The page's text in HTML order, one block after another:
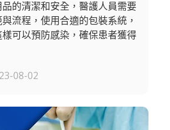
的清潔和安全，醫護人員需要
流程，使用合適的包裝系統，
可以預防感染，確保患者獲得
08-02